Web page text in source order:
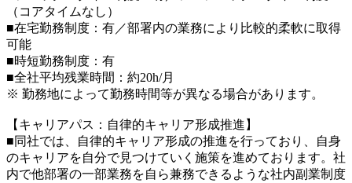
（コアタイムなし）
■在宅勤務制度：有／部署内の業務により比較的柔軟に取得
可能
■時短勤務制度：有
■全社平均残業時間：約20h/月
※ 勤務地によって勤務時間等が異なる場合があります。
【キャリアパス：自律的キャリア形成推進】
■同社では、自律的キャリア形成の推進を行っており、自身
のキャリアを自分で見つけていく施策を進めております。社
内で他部署の一部業務を自ら兼務できるような社内副業制度